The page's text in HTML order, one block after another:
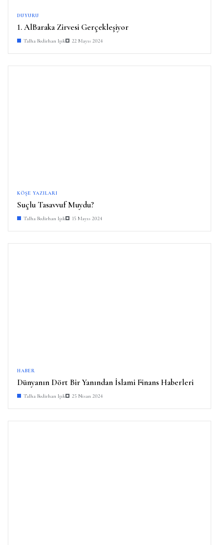
DUYURU
1. AlBaraka Zirvesi Gerçekleşiyor
Talha Bedirhan Işık 22 Mayıs 2024
KÖŞE YAZILARI
Suçlu Tasavvuf Muydu?
Talha Bedirhan Işık 15 Mayıs 2024
HABER
Dünyanın Dört Bir Yanından İslami Finans Haberleri
Talha Bedirhan Işık 25 Nisan 2024